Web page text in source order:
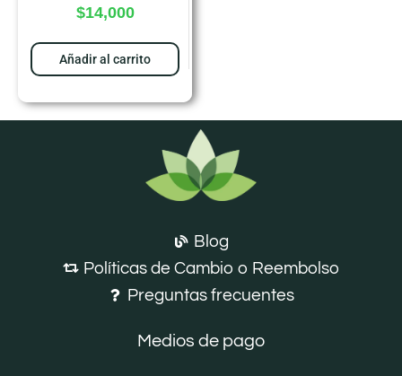
$14,000
Añadir al carrito
Blog
Políticas de Cambio o Reembolso
Preguntas frecuentes
Medios de pago